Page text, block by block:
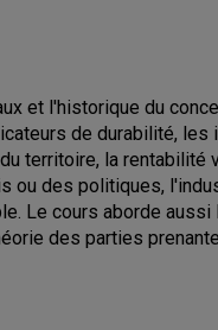
et l'historique du
de durabilité, les
territoire, la rentabilité
ou des politiques,
Le cours aborde
des parties